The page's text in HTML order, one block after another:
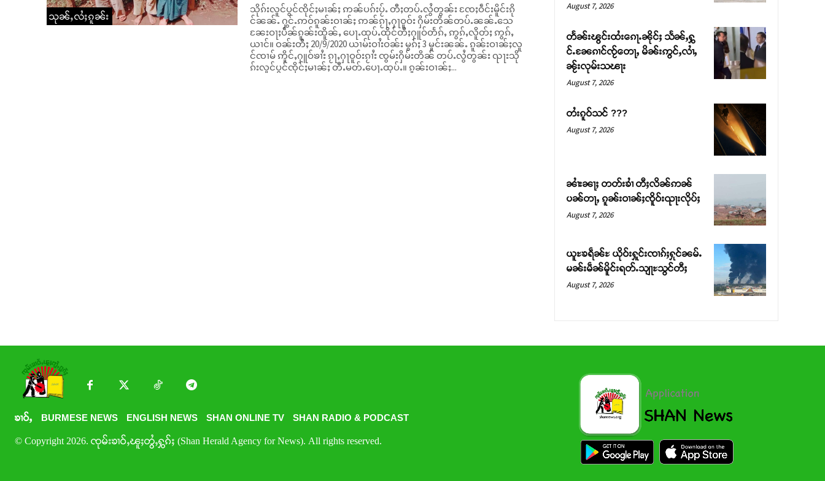
သုၼ်ႇလႆႈၵူၼ်း
သိုၵ်းလူင်ပွင်ၸိုင်ႈမၢၼ်ႈ ဢၼ်ပၵ်းပႂ်ႉ တီႈတပ်ႉလွႆတွၼ်း ၸႄႈဝဵင်းမိူင်းၵို
င်ၼၼ်ႉ ႁွင်ႉဢဝ်ၵူၼ်းဝၢၼ်ႈ ဢၼ်ၵႂႃႇႁႃဝူဝ်း ႁိမ်းတိၼ်တပ်ႉၼၼ်ႉသေ
ၼႄးဝႃႈပဵၼ်ၵူၼ်းထိူၼ်ႇ ပေႃႉထုပ်ႉထိုင်တီႈႁူဝ်တႅၵ်ႇ ဢွၵ်ႇလိူတ်ႈ ဢွၵ်ႇ
ယၢင်။ ဝၼ်းတီႈ 20/9/2020 ယၢမ်းဝၢႆးဝၼ်း မွၵ်ႈ 3 မူင်းၼၼ်ႉ ၵူၼ်းဝၢၼ်ႈလူ
င်ၸၢမ် ဢိူင်ႇႁူဝ်ၶၢႆး ၵႂႃႇႁႃဝူဝ်းၵႂၢႆး ၸွမ်းႁိမ်းတိၼ် တပ်ႉလွႆတွၼ်း ၺႃးသို
ၵ်းလူင်ပွင်ၸိုင်ႈမၢၼ်ႈ တီႉမတ်ႉပေႃႉထုပ်ႉ။ ၵူၼ်းဝၢၼ်ႈ...
August 7, 2026
တႅၼ်းၽွင်းထႆးၵေႃႉၼိုင်ႈ သႅၼ်ႇႁွ
င်ႉၼႄၵၢင်ၸႂ်တေႃႇ မိၼ်းဢွင်ႇလၢႆႇ
ၼႂ်းလုမ်းသၽႃး
August 7, 2026
တႆးၵူဝ်သင် ???
August 7, 2026
ၼၢႆးၼႃႈ တတ်းၶၢႆ တီႈလိၼ်ဢၼ်
ပၼ်တႃႇ ၵူၼ်းဝၢၼ်ႈၸိူဝ်းၺႃးလိုပ်ႈ
August 7, 2026
ယူႊၶရဵၼ်ႊ ယိုဝ်းႁူင်းၸၢၵ်ႈႁုင်ၼမ်ႉ
မၼ်းမဵၼ်မိူင်းရတ်ႉသျႃႊသွင်တီႈ
August 7, 2026
ၶၢဝ်ႇ BURMESE NEWS ENGLISH NEWS SHAN ONLINE TV SHAN RADIO & PODCAST
© Copyright 2026. ၸုမ်းၶၢဝ်ႇၽူႈတွႆႇႁွၵ်ႈ (Shan Herald Agency for News). All rights reserved.